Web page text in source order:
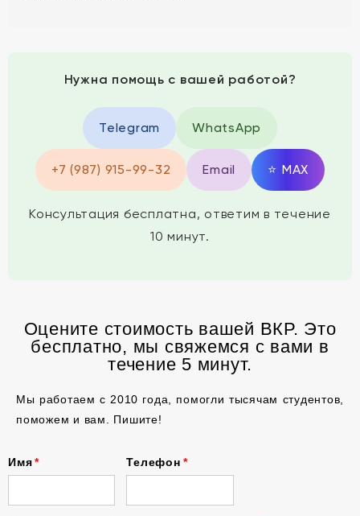
Нужна помощь с вашей работой?
Telegram WhatsApp
+7 (987) 915-99-32 Email ⭐ MAX
Консультация бесплатна, ответим в течение
10 минут.
Оцените стоимость вашей ВКР. Это
бесплатно, мы свяжемся с вами в
течение 5 минут.
Мы работаем с 2010 года, помогли тысячам студентов,
поможем и вам. Пишите!
Имя Телефон